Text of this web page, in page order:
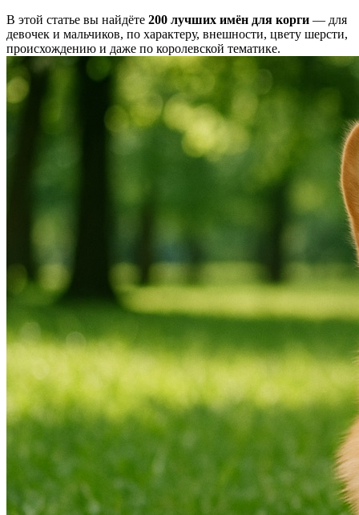
В этой статье вы найдёте 200 лучших имён для корги — для
девочек и мальчиков, по характеру, внешности, цвету шерсти,
происхождению и даже по королевской тематике.